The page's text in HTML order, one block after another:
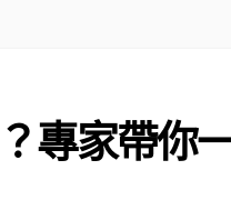
專家帶你